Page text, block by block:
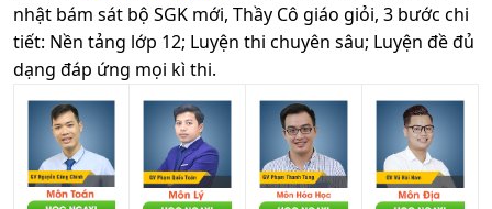
nhật bám sát bộ SGK mới, Thầy Cô giáo giỏi, 3 bước chi
tiết: Nền tảng lớp 12; Luyện thi chuyên sâu; Luyện đề đủ
dạng đáp ứng mọi kì thi.